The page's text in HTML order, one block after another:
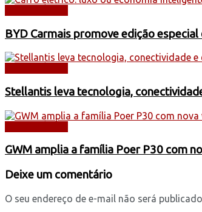
BYD Carmais promove edição
Stellantis leva tecnologia,
GWM amplia a família Poer P30 com
Deixe um comentário
O seu endereço de e-mail não será